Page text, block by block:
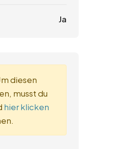
Ja
diesen
musst du
hier klicken